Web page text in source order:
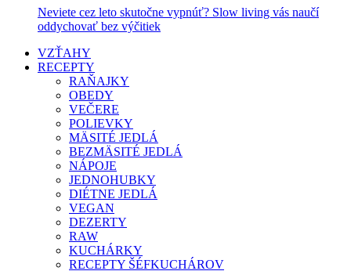
Neviete cez leto skutočne vypnúť? Slow living vás naučí
oddychovať bez výčitiek
VZŤAHY
RECEPTY
RAŇAJKY
OBEDY
VEČERE
POLIEVKY
MÄSITÉ JEDLÁ
BEZMÄSITÉ JEDLÁ
NÁPOJE
JEDNOHUBKY
DIÉTNE JEDLÁ
VEGAN
DEZERTY
RAW
KUCHÁRKY
RECEPTY ŠÉFKUCHÁROV